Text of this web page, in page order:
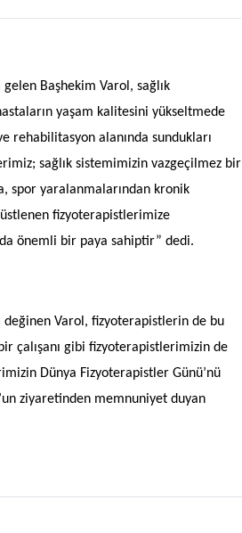
Başhekim Varol, sağlık
yaşam kalitesini yükseltmede
rehabilitasyon alanında sundukları
sağlık sistemimizin vazgeçilmez bir
spor yaralanmalarından kronik
fizyoterapistlerimize
önemli bir paya sahiptir” dedi.
değinen Varol, fizyoterapistlerin de bu
çalışanı gibi fizyoterapistlerimizin de
Dünya Fizyoterapistler Günü’nü
ziyaretinden memnuniyet duyan